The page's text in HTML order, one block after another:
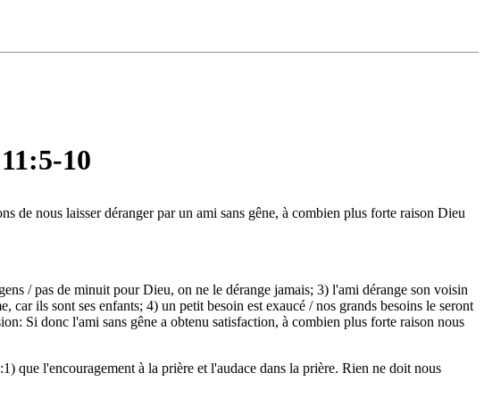
10
de nous laisser déranger par un ami sans gêne, à combien plus forte raison Dieu
/ pas de minuit pour Dieu, on ne le dérange jamais; 3) l'ami dérange son voisin
ils sont ses enfants; 4) un petit besoin est exaucé / nos grands besoins le seront
Si donc l'ami sans gêne a obtenu satisfaction, à combien plus forte raison nous
que l'encouragement à la prière et l'audace dans la prière. Rien ne doit nous